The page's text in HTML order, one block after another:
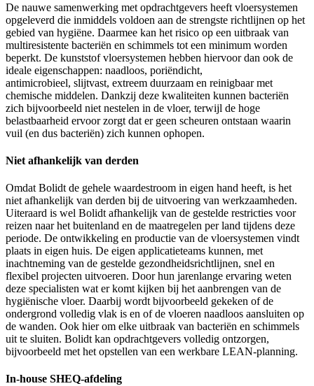
De nauwe samenwerking met opdrachtgevers heeft vloersystemen
opgeleverd die inmiddels voldoen aan de strengste richtlijnen op het
gebied van hygiëne. Daarmee kan het risico op een uitbraak van
multiresistente bacteriën en schimmels tot een minimum worden
beperkt. De kunststof vloersystemen hebben hiervoor dan ook de
ideale eigenschappen: naadloos, poriëndicht,
antimicrobieel, slijtvast, extreem duurzaam en reinigbaar met
chemische middelen. Dankzij deze kwaliteiten kunnen bacteriën
zich bijvoorbeeld niet nestelen in de vloer, terwijl de hoge
belastbaarheid ervoor zorgt dat er geen scheuren ontstaan waarin
vuil (en dus bacteriën) zich kunnen ophopen.
Niet afhankelijk van derden
Omdat Bolidt de gehele waardestroom in eigen hand heeft, is het
niet afhankelijk van derden bij de uitvoering van werkzaamheden.
Uiteraard is wel Bolidt afhankelijk van de gestelde restricties voor
reizen naar het buitenland en de maatregelen per land tijdens deze
periode. De ontwikkeling en productie van de vloersystemen vindt
plaats in eigen huis. De eigen applicatieteams kunnen, met
inachtneming van de gestelde gezondheidsrichtlijnen, snel en
flexibel projecten uitvoeren. Door hun jarenlange ervaring weten
deze specialisten wat er komt kijken bij het aanbrengen van de
hygiënische vloer. Daarbij wordt bijvoorbeeld gekeken of de
ondergrond volledig vlak is en of de vloeren naadloos aansluiten op
de wanden. Ook hier om elke uitbraak van bacteriën en schimmels
uit te sluiten. Bolidt kan opdrachtgevers volledig ontzorgen,
bijvoorbeeld met het opstellen van een werkbare LEAN-planning.
In-house SHEQ-afdeling